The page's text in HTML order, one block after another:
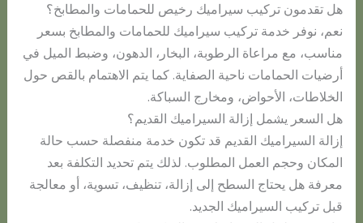
هل تقدمون تركيب سيراميك رخيص للحمامات والمطابخ؟
نعم، نوفر خدمة تركيب سيراميك للحمامات والمطابخ بسعر
مناسب، مع مراعاة الرطوبة، البخار، الدهون، وضبط الميل في
أرضيات الحمامات ناحية الصفاية. كما يتم الاهتمام بالقص حول
الخلاطات، الأحواض، ومخارج السباكة.
هل السعر يشمل إزالة السيراميك القديم؟
إزالة السيراميك القديم قد تكون خدمة منفصلة حسب حالة
المكان وحجم العمل المطلوب. لذلك يتم تحديد التكلفة بعد
معرفة هل يحتاج السطح إلى إزالة، تنظيف، تسوية، أو معالجة
قبل تركيب السيراميك الجديد.